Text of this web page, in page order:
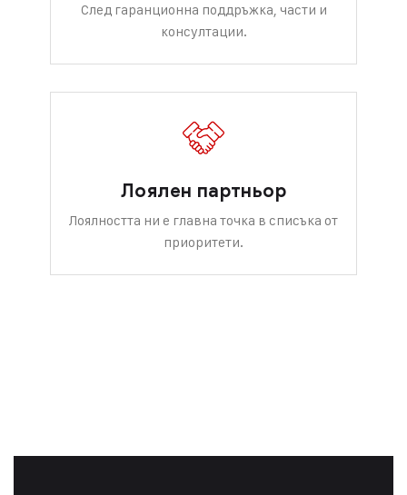
След гаранционна поддръжка, части и
консултации.
Лоялен партньор
Лоялността ни е главна точка в списъка от
приоритети.